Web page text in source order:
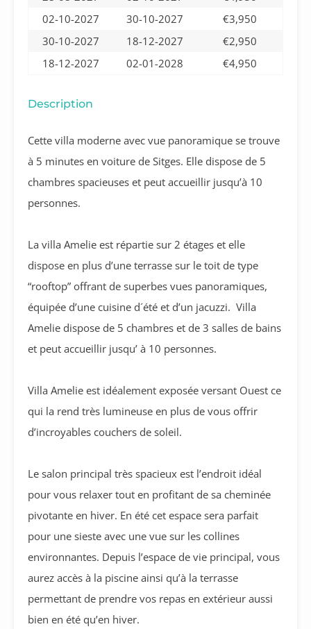
02-10-2027
30-10-2027
€3,950
30-10-2027
18-12-2027
€2,950
18-12-2027
02-01-2028 €4,950
Description
Cette villa moderne avec vue panoramique se trouve
à 5 minutes en voiture de Sitges. Elle dispose de 5
chambres spacieuses et peut accueillir jusqu’à 10
personnes.
La villa Amelie est répartie sur 2 étages et elle
dispose en plus d’une terrasse sur le toit de type
“rooftop” offrant de superbes vues panoramiques,
équipée d’une cuisine d´été et d’un jacuzzi. Villa
Amelie dispose de 5 chambres et de 3 salles de bains
et peut accueillir jusqu’ à 10 personnes.
Villa Amelie est idéalement exposée versant Ouest ce
qui la rend très lumineuse en plus de vous offrir
d’incroyables couchers de soleil.
Le salon principal très spacieux est l’endroit idéal
pour vous relaxer tout en profitant de sa cheminée
pivotante en hiver. En été cet espace sera parfait
pour une sieste avec une vue sur les collines
environnantes. Depuis l’espace de vie principal, vous
aurez accès à la piscine ainsi qu’à la terrasse
permettant de prendre vos repas en extérieur aussi
bien en été qu’en hiver.